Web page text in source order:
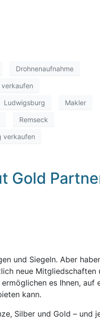
Drohnenaufnahme
verkaufen
Ludwigsburg Makler
Remseck
verkaufen
Gold
und Siegeln. Aber
neue Mitgliedschaften
es Ihnen, auf
kann.
Silber und Gold – und